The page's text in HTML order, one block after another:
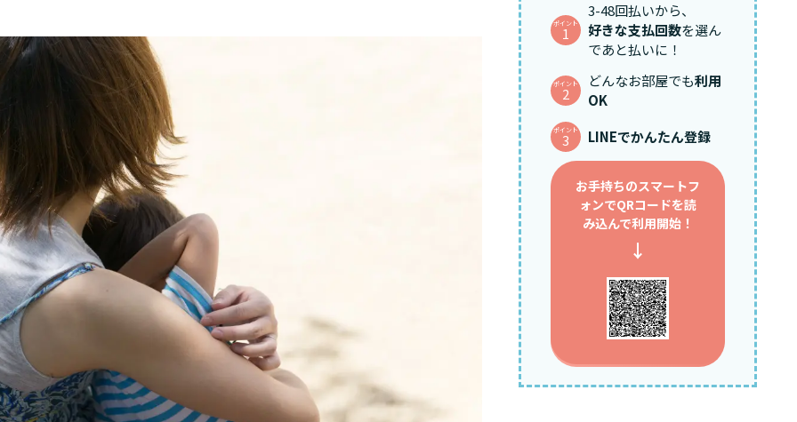
ポイント
1
3-48回払いから、
好きな支払回数を選ん
であと払いに！
ポイント
2
どんなお部屋でも利用
OK
ポイント
3 LINEでかんたん登録
お手持ちのスマートフ
ォンでQRコードを読
み込んで利用開始！
↓